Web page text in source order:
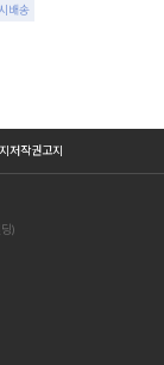
배송
저작권고지
)